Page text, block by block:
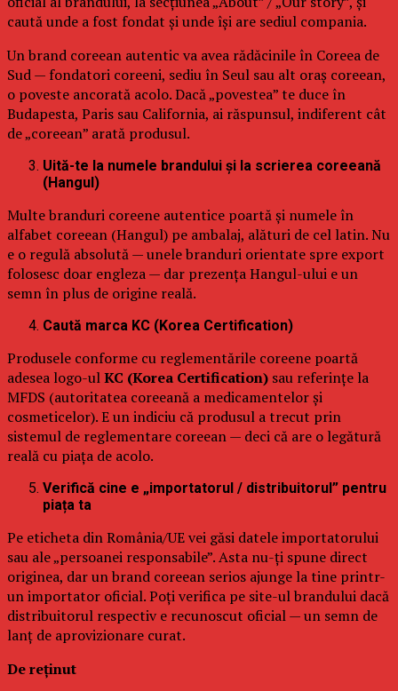
caută unde a fost fondat și unde își are sediul compania.
Un brand coreean autentic va avea rădăcinile în Coreea de
Sud — fondatori coreeni, sediu în Seul sau alt oraș coreean,
o poveste ancorată acolo. Dacă „povestea” te duce în
Budapesta, Paris sau California, ai răspunsul, indiferent cât
de „coreean” arată produsul.
Uită-te la numele brandului și la scrierea coreeană
(Hangul)
Multe branduri coreene autentice poartă și numele în
alfabet coreean (Hangul) pe ambalaj, alături de cel latin. Nu
e o regulă absolută — unele branduri orientate spre export
folosesc doar engleza — dar prezența Hangul-ului e un
semn în plus de origine reală.
Caută marca KC (Korea Certification)
Produsele conforme cu reglementările coreene poartă
adesea logo-ulKC (Korea Certification) sau referințe la
MFDS (autoritatea coreeană a medicamentelor și
cosmeticelor). E un indiciu că produsul a trecut prin
sistemul de reglementare coreean — deci că are o legătură
reală cu piața de acolo.
Verifică cine e „importatorul / distribuitorul” pentru
piața ta
Pe eticheta din România/UE vei găsi datele importatorului
sau ale „persoanei responsabile”. Asta nu-ți spune direct
originea, dar un brand coreean serios ajunge la tine printr-
un importator oficial. Poți verifica pe site-ul brandului dacă
distribuitorul respectiv e recunoscut oficial — un semn de
lanț de aprovizionare curat.
De reținut